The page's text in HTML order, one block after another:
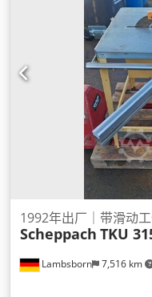
Lambsborn 7,516 km
1992年出厂｜带滑动
Scheppach TKU